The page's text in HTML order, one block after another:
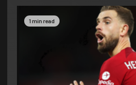
1 min read